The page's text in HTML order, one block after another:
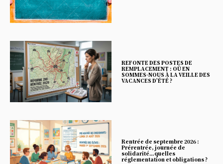
REFONTE DES POSTES DE
REMPLACEMENT : OÙ EN
SOMMES-NOUS À LA VEILLE DES
VACANCES D’ÉTÉ ?
Rentrée de septembre 2026 :
Prérentrée, journée de
solidarité…quelles
réglementation et obligations ?